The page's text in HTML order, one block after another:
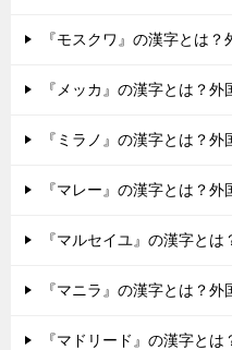
『モスクワ』の漢字とは
『メッカ』の漢字とは？
『ミラノ』の漢字とは？
『マレー』の漢字とは？
『マルセイユ』の漢字と
『マニラ』の漢字とは？
『マドリード』の漢字と